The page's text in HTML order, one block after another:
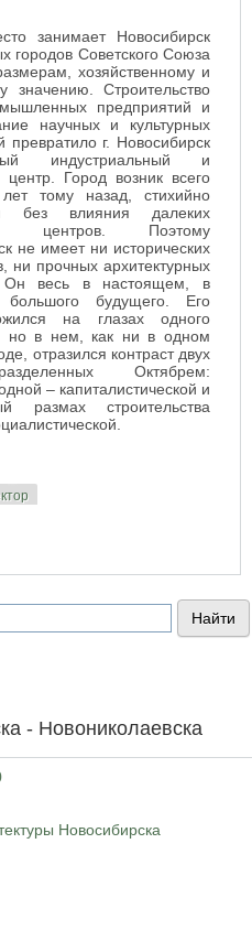
занимает Новосибирск
городов Советского Союза
хозяйственному и
значению. Строительство
предприятий и
научных и культурных
превратило г. Новосибирск
индустриальный и
центр. Город возник всего
лет тому назад, стихийно
без влияния далеких
центров. Поэтому
не имеет ни исторических
ни прочных архитектурных
Он весь в настоящем, в
будущего. Его
на глазах одного
но в нем, как ни в одном
отразился контраст двух
Октябрем:
– капиталистической и
размах строительства
- Новониколаевска
Новосибирска